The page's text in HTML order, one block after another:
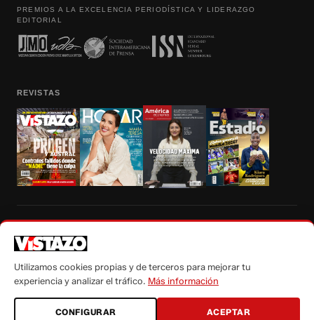
PREMIOS A LA EXCELENCIA PERIODÍSTICA Y LIDERAZGO
EDITORIAL
REVISTAS
autorización escrita de su titular, de todos los contenidos de Vistazo.com.
Utilizamos cookies propias y de terceros para mejorar tu
experiencia y analizar el tráfico. Más información
CONFIGURAR ACEPTAR